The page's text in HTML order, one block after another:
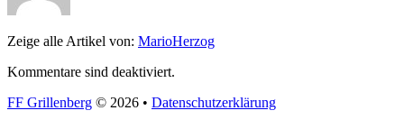
Zeige alle Artikel von: MarioHerzog
Kommentare sind deaktiviert.
FF Grillenberg © 2026 • Datenschutzerklärung